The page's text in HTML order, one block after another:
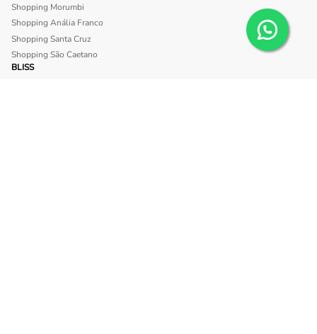
Shopping Morumbi
Shopping Anália Franco
Shopping Santa Cruz
Shopping São Caetano
BLISS